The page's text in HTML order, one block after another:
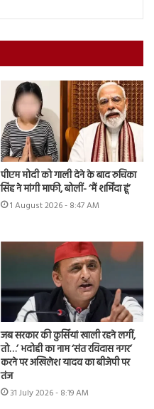
पीएम मोदी को गाली देने के बाद रुचिका
सिंह ने मांगी माफी, बोलीं- ‘मैं शर्मिंदा हूं’
1 August 2026 - 8:47 AM
जब सरकार की कुर्सियां खाली रहने लगीं,
तो…’ भदोही का नाम ‘संत रविदास नगर’
करने पर अखिलेश यादव का बीजेपी पर
तंज
31 July 2026 - 8:19 AM